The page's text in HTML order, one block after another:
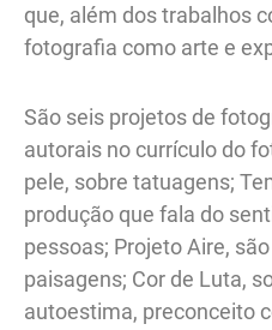
que, além dos trabalhos
fotografia como arte e
São seis projetos de
autorais no currículo do
pele, sobre tatuagens;
produção que fala do
pessoas; Projeto Aire,
paisagens; Cor de Luta,
autoestima, preconceito